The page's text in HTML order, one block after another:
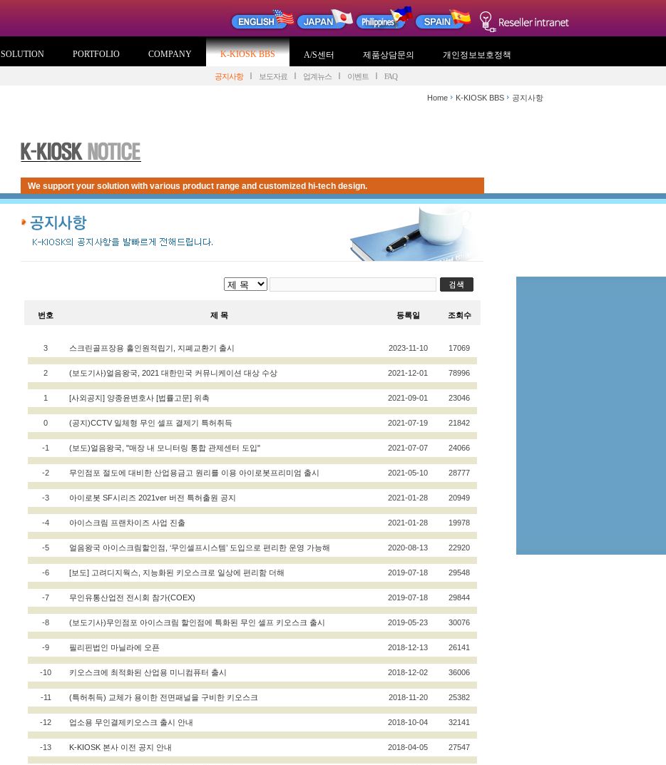
SOLUTION PORTFOLIO COMPANY K-KIOSK BBS A/S센터 제품상담문의 개인정보보호정책
공지사항 보도자료 업계뉴스 이벤트 FAQ
Home K-KIOSK BBS 공지사항
We support your solution with various product range and customized hi-tech design.
번호 제 목 등록일 조회수
3 스크린골프장용 홀인원적립기, 지폐교환기 출시 2023-11-10 17069
2 (보도기사)얼음왕국, 2021 대한민국 커뮤니케이션 대상 수상 2021-12-01 78996
1 [사외공지] 양종윤변호사 [법률고문] 위촉 2021-09-01 23046
0 (공지)CCTV 일체형 무인 셀프 결제기 특허취득 2021-07-19 21842
-1 (보도)얼음왕국, "매장 내 모니터링 통합 관제센터 도입" 2021-07-07 24066
-2 무인점포 절도에 대비한 산업용금고 원리를 이용 아이로봇프리미엄 출시 2021-05-10 28777
-3 아이로봇 SF시리즈 2021ver 버전 특허출원 공지 2021-01-28 20949
-4 아이스크림 프랜차이즈 사업 진출 2021-01-28 19978
-5 얼음왕국 아이스크림할인점, ‘무인셀프시스템’ 도입으로 편리한 운영 가능해 2020-08-13 22920
-6 [보도] 고려디지웍스, 지능화된 키오스크로 일상에 편리함 더해 2019-07-18 29548
-7 무인유통산업전 전시회 참가(COEX) 2019-07-18 29844
-8 (보도기사)무인점포 아이스크림 할인점에 특화된 무인 셀프 키오스크 출시 2019-05-23 30076
-9 필리핀법인 마닐라에 오픈 2018-12-13 26141
-10 키오스크에 최적화된 산업용 미니컴퓨터 출시 2018-12-02 36006
-11 (특허취득) 교체가 용이한 전면패널을 구비한 키오스크 2018-11-20 25382
-12 업소용 무인결제키오스크 출시 안내 2018-10-04 32141
-13 K-KIOSK 본사 이전 공지 안내 2018-04-05 27547